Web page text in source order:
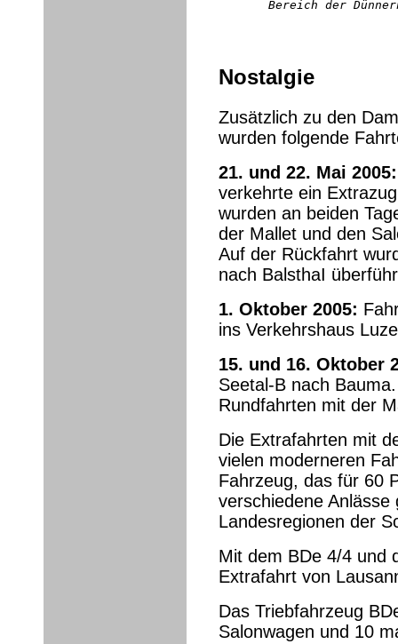
Bereich der
Nostalgie
Zusätzlich zu den
wurden folgende
21. und 22. Mai 2005:
verkehrte ein
wurden an beiden
der Mallet und den
Auf der Rückfahrt
nach BalsthaI
1. Oktober 2005:
ins Verkehrshaus
15. und 16. Oktober
Seetal-B nach
Rundfahrten mit der
Die Extrafahrten mit
vielen moderneren
Fahrzeug, das für 60
verschiedene
Landesregionen der
Mit dem BDe 4/4 und
Extrafahrt von
Das Triebfahrzeug
Salonwagen und 10